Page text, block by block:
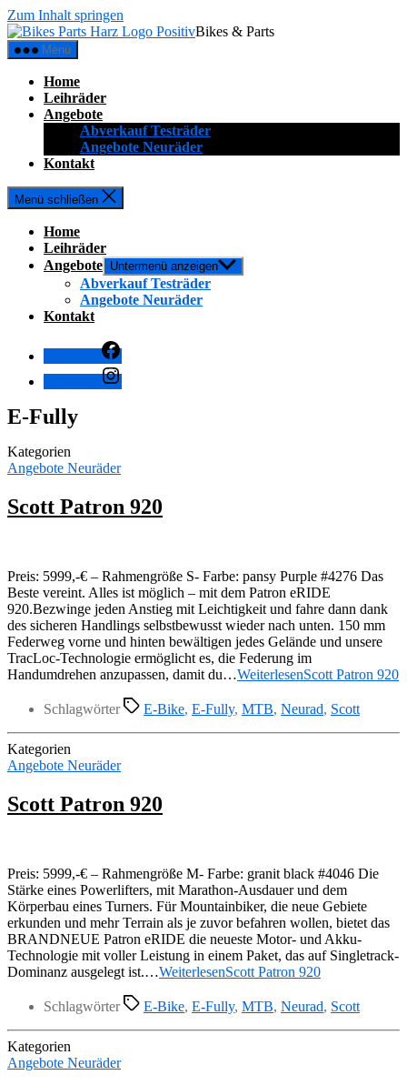
Zum Inhalt springen
Bikes & Parts
Menü
Home
Leihräder
Angebote
Abverkauf Testräder
Angebote Neuräder
Kontakt
Menü schließen
Home
Leihräder
Angebote Untermenü anzeigen
Abverkauf Testräder
Angebote Neuräder
Kontakt
E-Fully
Kategorien
Angebote Neuräder
Scott Patron 920
Preis: 5999,-€ – Rahmengröße S- Farbe: pansy Purple #4276 Das
Beste vereint. Alles ist möglich – mit dem Patron eRIDE
920.Bezwinge jeden Anstieg mit Leichtigkeit und fahre dann dank
des sicheren Handlings selbstbewusst wieder nach unten. 150 mm
Federweg vorne und hinten bewältigen jedes Gelände und unsere
TracLoc-Technologie ermöglicht es, die Federung im
Handumdrehen anzupassen, damit du…WeiterlesenScott Patron 920
Schlagwörter E-Bike, E-Fully, MTB, Neurad, Scott
Kategorien
Angebote Neuräder
Scott Patron 920
Preis: 5999,-€ – Rahmengröße M- Farbe: granit black #4046 Die
Stärke eines Powerlifters, mit Marathon-Ausdauer und dem
Körperbau eines Turners. Für Mountainbiker, die neue Gebiete
erkunden und mehr Terrain als je zuvor befahren wollen, bietet das
BRANDNEUE Patron eRIDE die neueste Motor- und Akku-
Technologie mit voller Leistung in einem Paket, das auf Singletrack-
Dominanz ausgelegt ist.…WeiterlesenScott Patron 920
Schlagwörter E-Bike, E-Fully, MTB, Neurad, Scott
Kategorien
Angebote Neuräder